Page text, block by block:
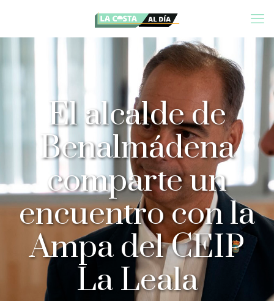
El alcalde de
Benalmádena
comparte un
encuentro con la
Ampa del CEIP
La Leala